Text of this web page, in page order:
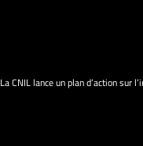
La CNIL lance un plan d’action sur